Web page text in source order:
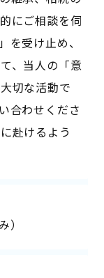
にご相談を伺
を受け止め、
、当人の「意
切な活動で
合わせくださ
赴けるよう